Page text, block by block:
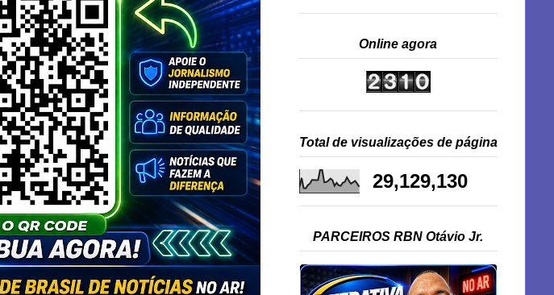
Online agora
Total de visualizações de página
29,129,130
PARCEIROS RBN Otávio Jr.